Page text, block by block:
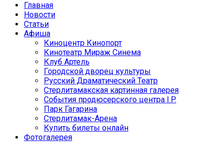
Главная
Новости
Статьи
Афиша
Киноцентр Кинопорт
Кинотеатр Мираж Синема
Клуб Артель
Городской дворец культуры
Русский Драматический Театр
Стерлитамакская картинная галерея
События продюсерского центра I.P.
Парк Гагарина
Стерлитамак-Арена
Купить билеты онлайн
Фотогалерея